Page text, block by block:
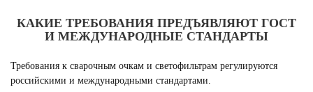
КАКИЕ ТРЕБОВАНИЯ ПРЕДЪЯВЛЯЮТ ГОСТ
И МЕЖДУНАРОДНЫЕ СТАНДАРТЫ
Требования к сварочным очкам и светофильтрам регулируются
российскими и международными стандартами.